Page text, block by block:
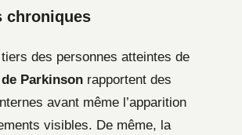
chroniques
des personnes atteintes de
Parkinson rapportent des
avant même l’apparition
visibles. De même, la